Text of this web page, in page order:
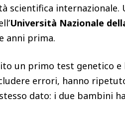
scientifica internazionale.
Università Nazionale
anni prima.
un primo test genetico
errori, hanno
dato: i due bambini